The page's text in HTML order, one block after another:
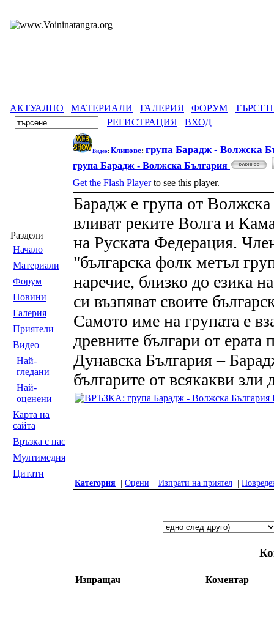
АКТУАЛНО МАТЕРИАЛИ ГАЛЕРИЯ ФОРУМ
РЕГИСТРАЦИЯ
ВХОД
Раздели
Началo
Материали
Форум
Новини
Галерия
Приятели
Видео
Най-
гледани
Най-
оценени
Карта на
сайта
Връзка с нас
Мултимедия
Цитати
Видео: Клипове: група Барадж - Волжска
група Барадж - Волжска България
Get the Flash Playerto see this player.
Барадж е група от
вливат реките Волга и
на Руската Федерация.
"българска фолк метъл
наречие, близко до езика
си възпяват своите
Самото име на групата е
древните българи от ерата
Дунавска България –
българите от всякакви
Категория Оцени Изпрати на приятел
Изпращач Коментар